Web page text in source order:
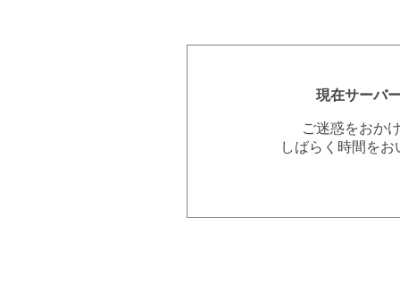
現在サーバ
ご迷惑をおか
しばらく時間を